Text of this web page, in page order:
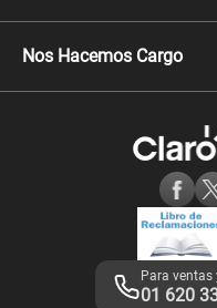
Celulares Motorola
Llamada por llamada
Comprobantes electrónicos
Consulta de IMEI
Nos Hacemos Cargo
Consulta de reclamos
Adquirientes iPhone 6, 6S y
Mensaje de Seguridad
Términos y Condiciones de
Libro de Reclamaciones
Legales de marketplace
Para ventas
01 620